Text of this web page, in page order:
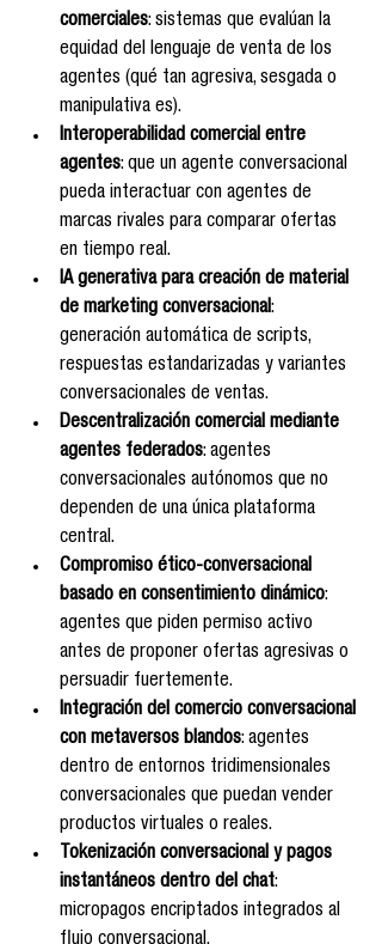
comerciales: sistemas que evalúan la
equidad del lenguaje de venta de los
agentes (qué tan agresiva, sesgada o
manipulativa es).
Interoperabilidad comercial entre
agentes: que un agente conversacional
pueda interactuar con agentes de
marcas rivales para comparar ofertas
en tiempo real.
IA generativa para creación de material
de marketing conversacional:
generación automática de scripts,
respuestas estandarizadas y variantes
conversacionales de ventas.
Descentralización comercial mediante
agentes federados: agentes
conversacionales autónomos que no
dependen de una única plataforma
central.
Compromiso ético-conversacional
basado en consentimiento dinámico:
agentes que piden permiso activo
antes de proponer ofertas agresivas o
persuadir fuertemente.
Integración del comercio conversacional
con metaversos blandos: agentes
dentro de entornos tridimensionales
conversacionales que puedan vender
productos virtuales o reales.
Tokenización conversacional y pagos
instantáneos dentro del chat:
micropagos encriptados integrados al
flujo conversacional.